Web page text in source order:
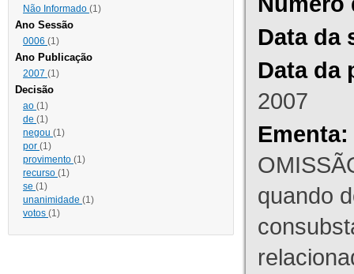
Não Informado (1)
Ano Sessão
0006 (1)
Ano Publicação
2007 (1)
Decisão
ao (1)
de (1)
negou (1)
por (1)
provimento (1)
recurso (1)
se (1)
unanimidade (1)
votos (1)
Data da
Data da
2007
Ementa:
quando